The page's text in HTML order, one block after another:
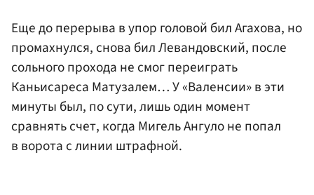
Еще до перерыва в упор головой бил Агахова, но
промахнулся, снова бил Левандовский, после
сольного прохода не смог переиграть
Каньисареса Матузалем… У «Валенсии» в эти
минуты был, по сути, лишь один момент
сравнять счет, когда Мигель Ангуло не попал
в ворота с линии штрафной.